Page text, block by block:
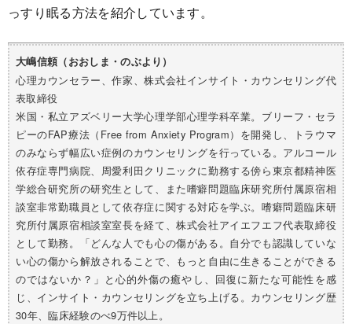
っすり眠る方法を紹介しています。
大嶋信頼（おおしま・のぶより）
心理カウンセラー、作家、株式会社インサイト・カウンセリング代
表取締役
米国・私立アズベリー大学心理学部心理学科卒業。ブリーフ・セラ
ピーのFAP療法（Free from Anxiety Program）を開発し、トラウマ
のみならず幅広い症例のカウンセリングを行っている。アルコール
依存症専門病院、周愛利田クリニックに勤務する傍ら東京都精神医
学総合研究所の研究生として、また嗜癖問題臨床研究所付属原宿相
談室非常勤職員として依存症に関する対応を学ぶ。嗜癖問題臨床研
究所付属原宿相談室室長を経て、株式会社アイエフエフ代表取締役
として勤務。「どんな人でも心の傷がある。自分でも認識していな
い心の傷から解放されることで、もっと自由に生きることができる
のではないか？」と心的外傷の癒やし、回復に新たな可能性を感
じ、インサイト・カウンセリングを立ち上げる。カウンセリング歴
30年、臨床経験のべ9万件以上。